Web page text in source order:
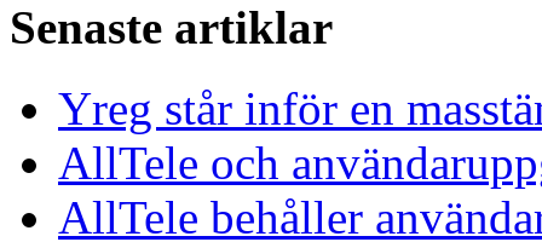
Senaste artiklar
Yreg står inför en
AllTele och
AllTele behåller